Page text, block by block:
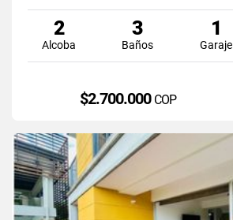
2
Alcoba
3
Baños
1
Garaje
$2.700.000 COP